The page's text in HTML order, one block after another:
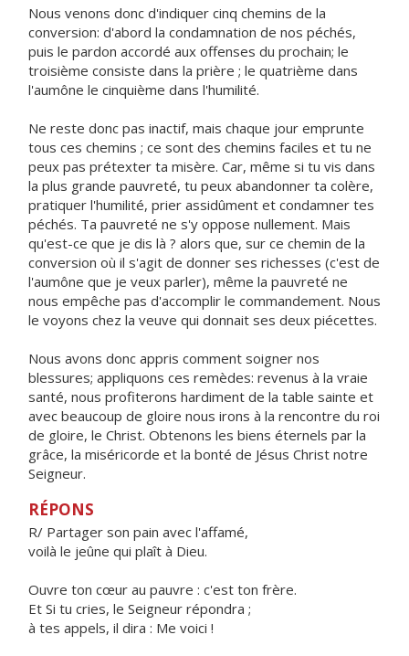
Nous venons donc d'indiquer cinq chemins de la
conversion: d'abord la condamnation de nos péchés,
puis le pardon accordé aux offenses du prochain; le
troisième consiste dans la prière ; le quatrième dans
l'aumône le cinquième dans l'humilité.
Ne reste donc pas inactif, mais chaque jour emprunte
tous ces chemins ; ce sont des chemins faciles et tu ne
peux pas prétexter ta misère. Car, même si tu vis dans
la plus grande pauvreté, tu peux abandonner ta colère,
pratiquer l'humilité, prier assidûment et condamner tes
péchés. Ta pauvreté ne s'y oppose nullement. Mais
qu'est-ce que je dis là ? alors que, sur ce chemin de la
conversion où il s'agit de donner ses richesses (c'est de
l'aumône que je veux parler), même la pauvreté ne
nous empêche pas d'accomplir le commandement. Nous
le voyons chez la veuve qui donnait ses deux piécettes.
Nous avons donc appris comment soigner nos
blessures; appliquons ces remèdes: revenus à la vraie
santé, nous profiterons hardiment de la table sainte et
avec beaucoup de gloire nous irons à la rencontre du roi
de gloire, le Christ. Obtenons les biens éternels par la
grâce, la miséricorde et la bonté de Jésus Christ notre
Seigneur.
RÉPONS
R/ Partager son pain avec l'affamé,
voilà le jeûne qui plaît à Dieu.
Ouvre ton cœur au pauvre : c'est ton frère.
Et Si tu cries, le Seigneur répondra ;
à tes appels, il dira : Me voici !